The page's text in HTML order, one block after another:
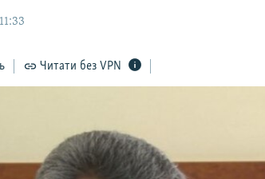
Читати без VPN